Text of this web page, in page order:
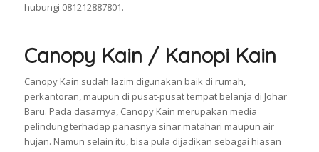
hubungi 081212887801.
Canopy Kain / Kanopi Kain
Canopy Kain sudah lazim digunakan baik di rumah,
perkantoran, maupun di pusat-pusat tempat belanja di Johar
Baru. Pada dasarnya, Canopy Kain merupakan media
pelindung terhadap panasnya sinar matahari maupun air
hujan. Namun selain itu, bisa pula dijadikan sebagai hiasan